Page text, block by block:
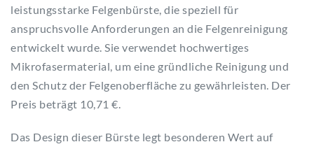
leistungsstarke Felgenbürste, die speziell für
anspruchsvolle Anforderungen an die Felgenreinigung
entwickelt wurde. Sie verwendet hochwertiges
Mikrofasermaterial, um eine gründliche Reinigung und
den Schutz der Felgenoberfläche zu gewährleisten. Der
Preis beträgt 10,71 €.
Das Design dieser Bürste legt besonderen Wert auf